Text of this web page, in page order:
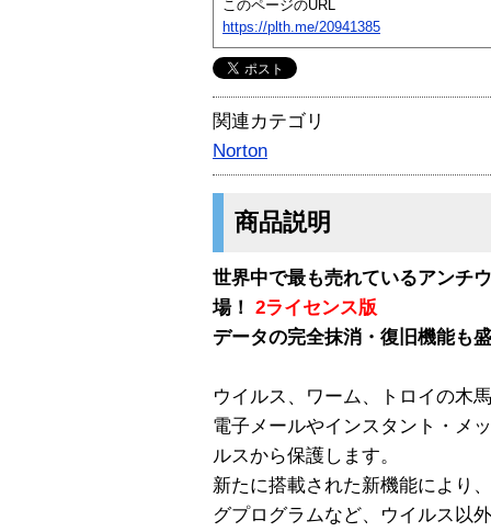
このページのURL
https://plth.me/20941385
関連カテゴリ
Norton
商品説明
世界中で最も売れているアンチ
場！
2ライセンス版
データの完全抹消・復旧機能も
ウイルス、ワーム、トロイの木
電子メールやインスタント・メ
ルスから保護します。
新たに搭載された新機能により
グプログラムなど、ウイルス以